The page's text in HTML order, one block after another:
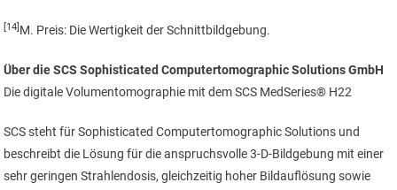
[14] M. Preis: Die Wertigkeit der Schnittbildgebung.
Über die SCS Sophisticated Computertomographic Solutions GmbH
Die digitale Volumentomographie mit dem SCS MedSeries® H22
SCS steht für Sophisticated Computertomographic Solutions und
beschreibt die Lösung für die anspruchsvolle 3-D-Bildgebung mit einer
sehr geringen Strahlendosis, gleichzeitig hoher Bildauflösung sowie